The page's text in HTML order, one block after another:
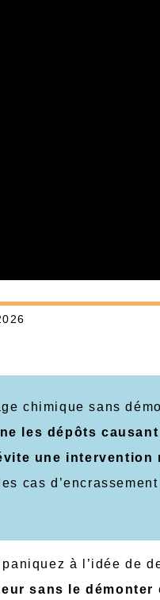
chimique sans
les dépôts
une intervention
cas
à l’idée de
sans le démonter